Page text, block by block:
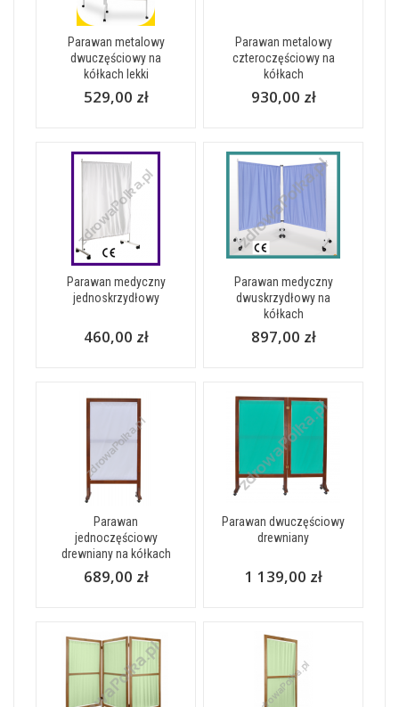
Parawan metalowy
dwuczęściowy na
kółkach lekki
529,00 zł
Parawan metalowy
czteroczęściowy na
kółkach
930,00 zł
Parawan medyczny
jednoskrzydłowy
460,00 zł
Parawan medyczny
dwuskrzydłowy na
kółkach
897,00 zł
Parawan
jednoczęściowy
drewniany na kółkach
689,00 zł
Parawan dwuczęściowy
drewniany
1 139,00 zł